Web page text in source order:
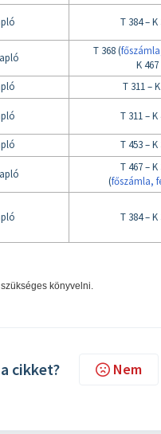
T 384 – K
T 368 (
K 467
T 311 –
T 311 – K
T 453 – K
T 467 – K
(főszámla,
T 384 – K
könyvelni.
cikket? Nem